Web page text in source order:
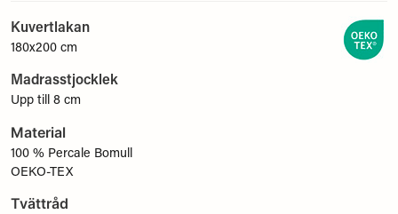
Kuvertlakan
180x200 cm
Madrasstjocklek
Upp till 8 cm
Material
100 % Percale Bomull
OEKO-TEX
Tvättråd